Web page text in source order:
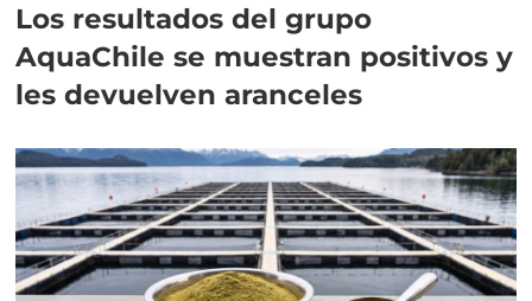
Los resultados del grupo
AquaChile se muestran positivos y
les devuelven aranceles